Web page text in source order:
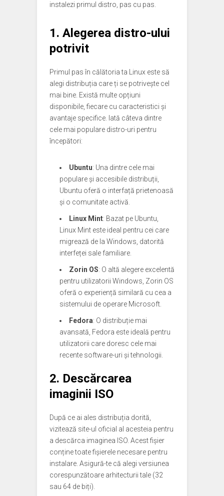
instalezi primul distro, pas cu pas.
1. Alegerea distro-ului
potrivit
Primul pas în călătoria ta Linux este să
alegi distribuția care ți se potrivește cel
mai bine. Există multe opțiuni
disponibile, fiecare cu caracteristici și
avantaje specifice. Iată câteva dintre
cele mai populare distro-uri pentru
începători:
Ubuntu: Una dintre cele mai
populare și accesibile distribuții,
Ubuntu oferă o interfață prietenoasă
și o comunitate activă.
Linux Mint: Bazat pe Ubuntu,
Linux Mint este ideal pentru cei care
migrează de la Windows, datorită
interfeței sale familiare.
Zorin OS: O altă alegere excelentă
pentru utilizatorii Windows, Zorin OS
oferă o experiență similară cu cea a
sistemului de operare Microsoft.
Fedora: O distribuție mai
avansată, Fedora este ideală pentru
utilizatorii care doresc cele mai
recente software-uri și tehnologii.
2. Descărcarea
imaginii ISO
După ce ai ales distribuția dorită,
vizitează site-ul oficial al acesteia pentru
a descărca imaginea ISO. Acest fișier
conține toate fișierele necesare pentru
instalare. Asigură-te că alegi versiunea
corespunzătoare arhitecturii tale (32
sau 64 de biți).